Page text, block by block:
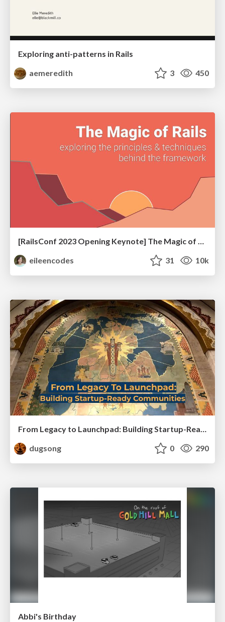
Exploring anti-patterns in Rails
aemeredith
3 450
[RailsConf 2023 Opening Keynote] The Magic of Rails
eileencodes
31 10k
dugsong
0 290
Abbi's Birthday